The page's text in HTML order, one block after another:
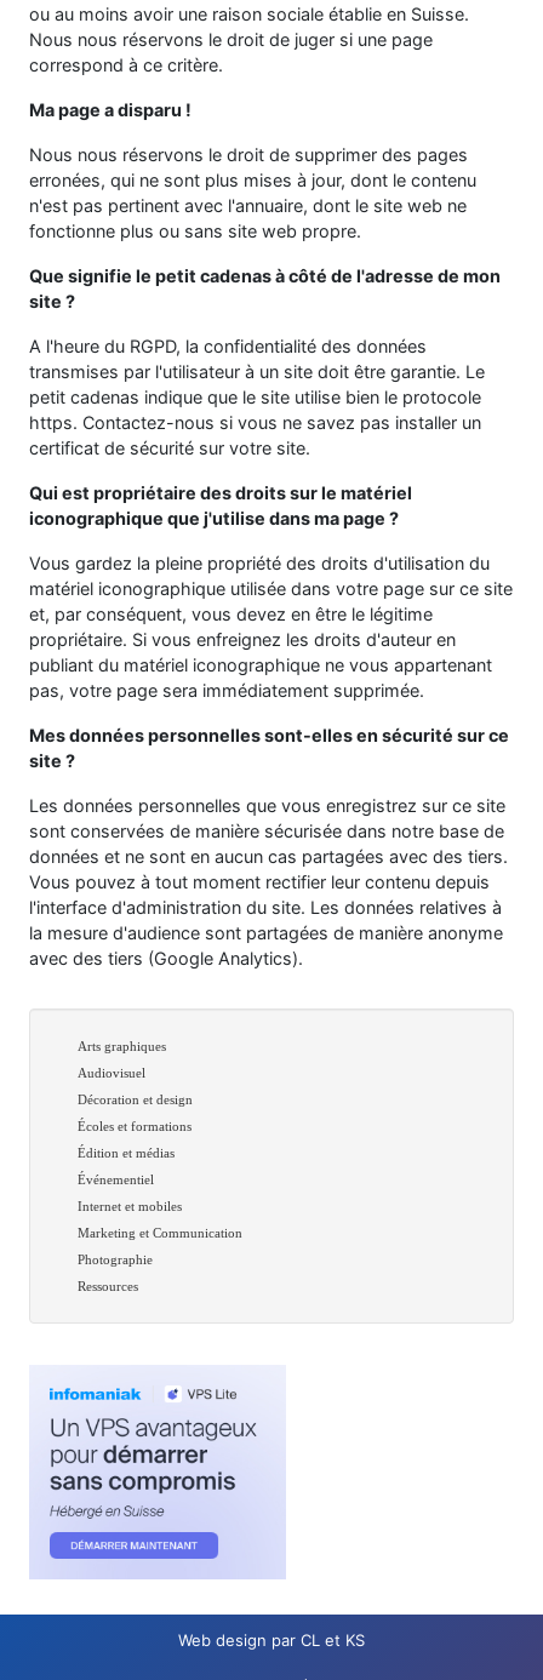
ou au moins avoir une raison sociale établie en Suisse.
Nous nous réservons le droit de juger si une page
correspond à ce critère.
Ma page a disparu !
Nous nous réservons le droit de supprimer des pages
erronées, qui ne sont plus mises à jour, dont le contenu
n'est pas pertinent avec l'annuaire, dont le site web ne
fonctionne plus ou sans site web propre.
Que signifie le petit cadenas à côté de l'adresse de mon
site ?
A l'heure du RGPD, la confidentialité des données
transmises par l'utilisateur à un site doit être garantie. Le
petit cadenas indique que le site utilise bien le protocole
https. Contactez-nous si vous ne savez pas installer un
certificat de sécurité sur votre site.
Qui est propriétaire des droits sur le matériel
iconographique que j'utilise dans ma page ?
Vous gardez la pleine propriété des droits d'utilisation du
matériel iconographique utilisée dans votre page sur ce site
et, par conséquent, vous devez en être le légitime
propriétaire. Si vous enfreignez les droits d'auteur en
publiant du matériel iconographique ne vous appartenant
pas, votre page sera immédiatement supprimée.
Mes données personnelles sont-elles en sécurité sur ce
site ?
Les données personnelles que vous enregistrez sur ce site
sont conservées de manière sécurisée dans notre base de
données et ne sont en aucun cas partagées avec des tiers.
Vous pouvez à tout moment rectifier leur contenu depuis
l'interface d'administration du site. Les données relatives à
la mesure d'audience sont partagées de manière anonyme
avec des tiers (Google Analytics).
Arts graphiques
Audiovisuel
Décoration et design
Écoles et formations
Édition et médias
Événementiel
Internet et mobiles
Marketing et Communication
Photographie
Ressources
Web design par CL et KS